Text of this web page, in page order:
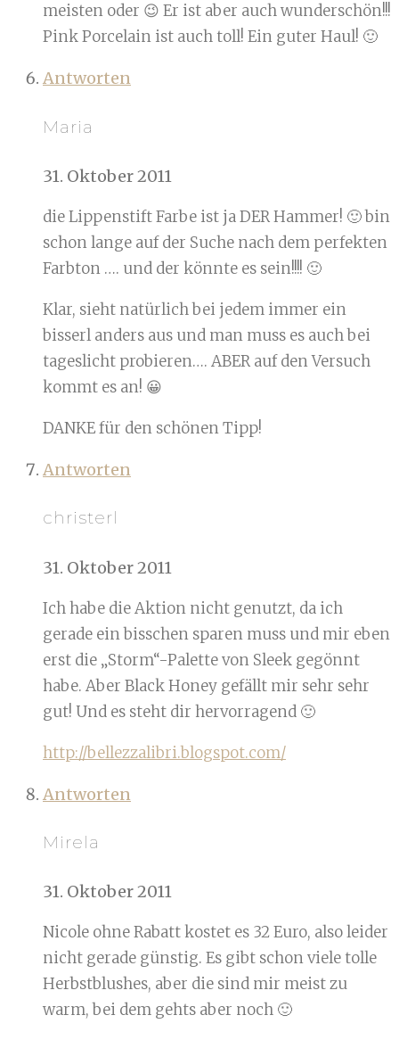
meisten oder 😉 Er ist aber auch wunderschön!!!
Pink Porcelain ist auch toll! Ein guter Haul! 🙂
Antworten
Maria
31. Oktober 2011
die Lippenstift Farbe ist ja DER Hammer! 🙂 bin
schon lange auf der Suche nach dem perfekten
Farbton …. und der könnte es sein!!!! 🙂
Klar, sieht natürlich bei jedem immer ein
bisserl anders aus und man muss es auch bei
tageslicht probieren…. ABER auf den Versuch
kommt es an! 😀
DANKE für den schönen Tipp!
Antworten
christerl
31. Oktober 2011
Ich habe die Aktion nicht genutzt, da ich
gerade ein bisschen sparen muss und mir eben
erst die „Storm“-Palette von Sleek gegönnt
habe. Aber Black Honey gefällt mir sehr sehr
gut! Und es steht dir hervorragend 🙂
http://bellezzalibri.blogspot.com/
Antworten
Mirela
31. Oktober 2011
Nicole ohne Rabatt kostet es 32 Euro, also leider
nicht gerade günstig. Es gibt schon viele tolle
Herbstblushes, aber die sind mir meist zu
warm, bei dem gehts aber noch 🙂